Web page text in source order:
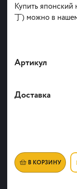
Купить
丁) можно в
Артикул
Доставка
В КОРЗИНУ